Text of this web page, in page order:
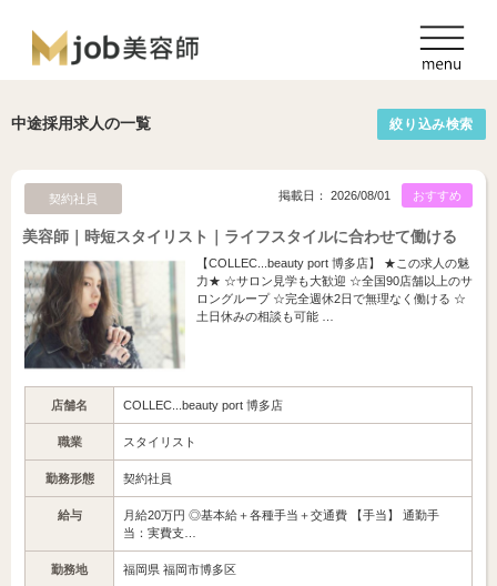
中途採用求人の一覧 絞り込み検索
契約社員 おすすめ
掲載日： 2026/08/01
美容師｜時短スタイリスト｜ライフスタイルに合わせて働ける
【COLLEC...beauty port 博多店】 ★この求人の魅
力★ ☆サロン見学も大歓迎 ☆全国90店舗以上のサ
ロングループ ☆完全週休2日で無理なく働ける ☆
土日休みの相談も可能 …
店舗名 COLLEC...beauty port 博多店
職業 スタイリスト
勤務形態 契約社員
給与
月給20万円 ◎基本給＋各種手当＋交通費 【手当】 通勤手
当：実費支…
勤務地 福岡県 福岡市博多区